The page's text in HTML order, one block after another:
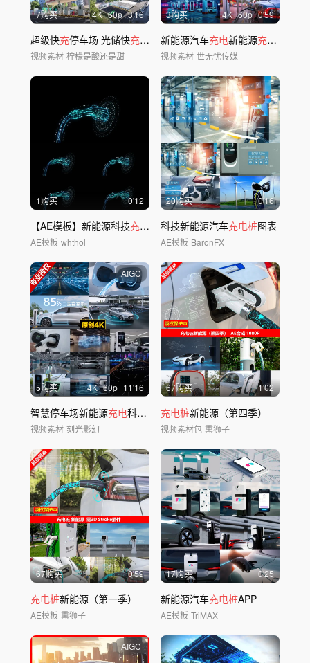
7购买 4K 60p 3'16
超级快充停车场 光储快充光伏充电桩
视频素材 柠檬是酸还是甜
3购买 4K 60p 0'59
新能源汽车充电新能源充电桩
视频素材 世无忧传媒
1购买 0'12
【AE模板】新能源科技充电桩
AE模板 whthol
20购买 0'16
科技新能源汽车充电桩图表
AE模板 BaronFX
AIGC
5购买 4K 60p 11'16
智慧停车场新能源充电科技停车未来停车场
视频素材 刻光影幻
67购买 1'02
充电桩新能源（第四季）
视频素材包 熏狮子
67购买 0'59
充电桩新能源（第一季）
AE模板 熏狮子
17购买 0'25
新能源汽车充电桩APP
AE模板 TriMAX
AIGC